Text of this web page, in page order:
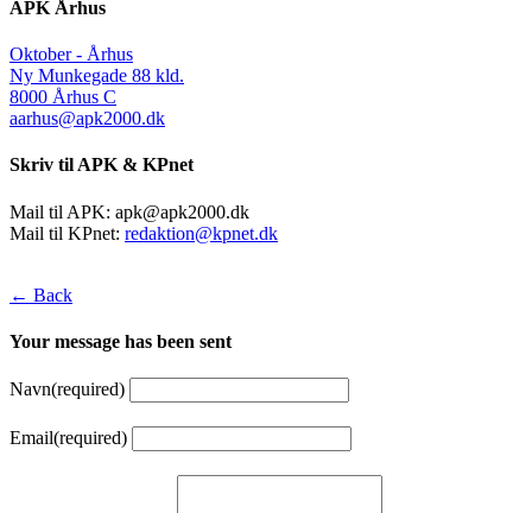
APK Århus
Oktober - Århus
Ny Munkegade 88 kld.
8000 Århus C
aarhus@apk2000.dk
Skriv til APK & KPnet
Mail til APK: apk@apk2000.dk
Mail til KPnet: redaktion@kpnet.dk
← Back
Your message has been sent
Navn(required)
Email(required)